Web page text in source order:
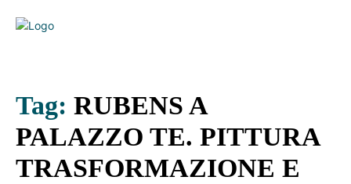
Tag: RUBENS A
PALAZZO TE. PITTURA
TRASFORMAZIONE E